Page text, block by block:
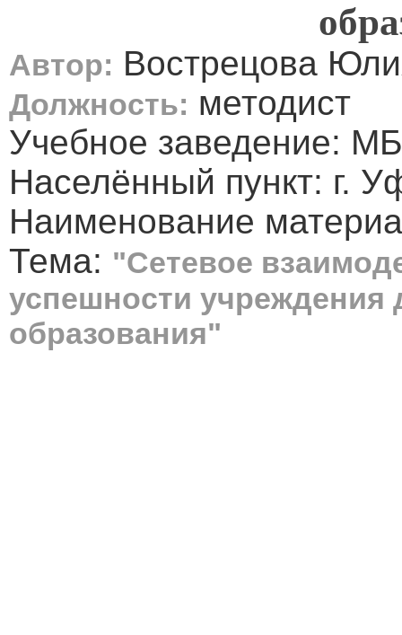
Автор: Вострецова
Должность: методист
Учебное заведение:
Населённый пункт: г.
Наименование
Тема: "Сетевое
успешности учреждения
образования"